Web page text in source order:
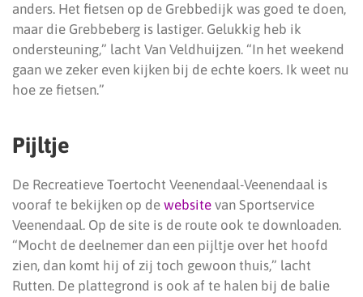
anders. Het fietsen op de Grebbedijk was goed te doen,
maar die Grebbeberg is lastiger. Gelukkig heb ik
ondersteuning,” lacht Van Veldhuijzen. “In het weekend
gaan we zeker even kijken bij de echte koers. Ik weet nu
hoe ze fietsen.”
Pijltje
De Recreatieve Toertocht Veenendaal-Veenendaal is
vooraf te bekijken op de website van Sportservice
Veenendaal. Op de site is de route ook te downloaden.
“Mocht de deelnemer dan een pijltje over het hoofd
zien, dan komt hij of zij toch gewoon thuis,” lacht
Rutten. De plattegrond is ook af te halen bij de balie